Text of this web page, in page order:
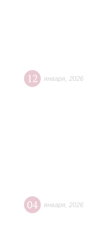
12 января 2026
04 января 2026